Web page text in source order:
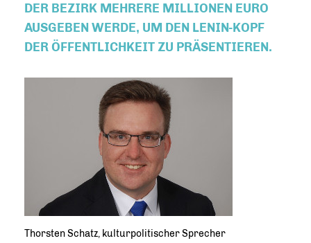
DER BEZIRK MEHRERE MILLIONEN EURO
AUSGEBEN WERDE, UM DEN LENIN-KOPF
DER ÖFFENTLICHKEIT ZU PRÄSENTIEREN.
Thorsten Schatz, kulturpolitischer Sprecher